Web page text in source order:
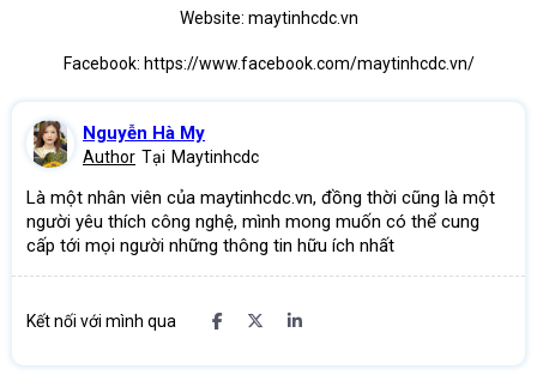
Website: maytinhcdc.vn
Facebook: https://www.facebook.com/maytinhcdc.vn/
Nguyễn Hà My
Author Tại Maytinhcdc
Là một nhân viên của maytinhcdc.vn, đồng thời cũng là một
người yêu thích công nghệ, mình mong muốn có thể cung
cấp tới mọi người những thông tin hữu ích nhất
Kết nối với mình qua